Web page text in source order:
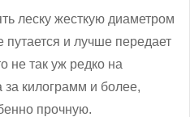
леску жесткую диаметром
и лучше передает
не так уж редко на
за килограмм и более,
прочную.